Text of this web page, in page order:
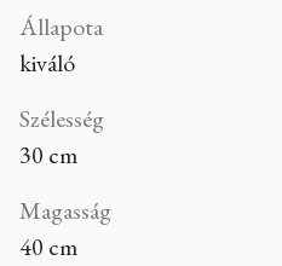
Állapota
kiváló
Szélesség
30 cm
Magasság
40 cm